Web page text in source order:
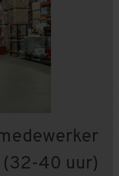
(32-40 uur)